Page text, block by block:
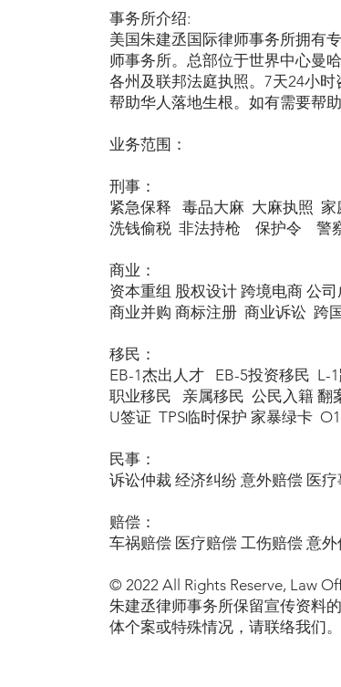
事务所介绍:
美国朱建丞国际律师事务所拥有
师事务所。总部位于世界中心曼
各州及联邦法庭执照。7天24小
帮助华人落地生根。如有需要帮
业务范围：
刑事：
紧急保释 毒品大麻 大麻执照
洗钱偷税 非法持枪 保护令 警
商业：
资本重组 股权设计 跨境电商 公
商业并购 商标注册 商业诉讼 跨
移民：
EB-1杰出人才 EB-5投资移民 L-
职业移民 亲属移民 公民入籍 翻
U签证 TPS临时保护 家暴绿卡
民事：
诉讼仲裁 经济纠纷 意外赔偿 医
赔偿：
车祸赔偿 医疗赔偿 工伤赔偿 意
© 2022 All Rights Reserve, Law
朱建丞律师事务所保留宣传资料
体个案或特殊情况，请联络我们。